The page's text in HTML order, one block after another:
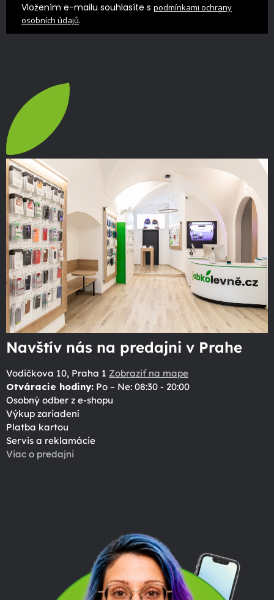
Vložením e-mailu souhlasíte s podmínkami ochrany
osobních údajů.
Navštív nás na predajni v Prahe
Vodičkova 10, Praha 1 Zobraziť na mape
Otváracie hodiny: Po – Ne: 08:30 - 20:00
Osobný odber z e-shopu
Výkup zariadení
Platba kartou
Servis a reklamácie
Viac o predajni